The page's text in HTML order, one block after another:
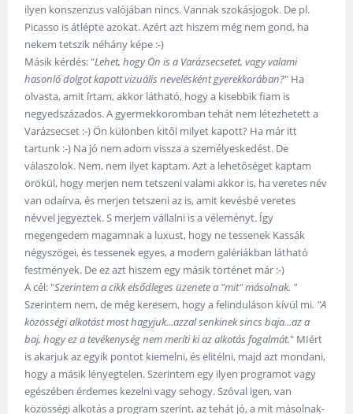
ilyen konszenzus valójában nincs. Vannak szokásjogok. De pl.
Picasso is átlépte azokat. Azért azt hiszem még nem gond, ha
nekem tetszik néhány képe :-)
Másik kérdés: "Lehet, hogy Ön is a Varázsecsetet, vagy valami
hasonló dolgot kapott vizuális nevelésként gyerekkorában?" Ha
olvasta, amit írtam, akkor látható, hogy a kisebbik fiam is
negyedszázados. A gyermekkoromban tehát nem létezhetett a
Varázsecset :-) Ön különben kitől milyet kapott? Ha már itt
tartunk :-) Na jó nem adom vissza a személyeskedést. De
válaszolok. Nem, nem ilyet kaptam. Azt a lehetőséget kaptam
örökül, hogy merjen nem tetszeni valami akkor is, ha veretes név
van odaírva, és merjen tetszeni az is, amit kevésbé veretes
névvel jegyeztek. S merjem vállalni is a véleményt. Így
megengedem magamnak a luxust, hogy ne tessenek Kassák
négyszögei, és tessenek egyes, a modern galériákban látható
festmények. De ez azt hiszem egy másik történet már :-)
A cél: "Szerintem a cikk elsődleges üzenete a "mit" másolnak. "
Szerintem nem, de még keresem, hogy a felinduláson kívül mi. "A
közösségi alkotást most hagyjuk...azzal senkinek sincs baja...az a
baj, hogy ez a tevékenység nem meríti ki az alkotás fogalmát." MIért
is akarjuk az egyik pontot kiemelni, és elitélni, majd azt mondani,
hogy a másik lényegtelen. Szerintem egy ilyen programot vagy
egészében érdemes kezelni vagy sehogy. Szóval igen, van
közösségi alkotás a program szerint, az tehát jó, a mit másolnak-